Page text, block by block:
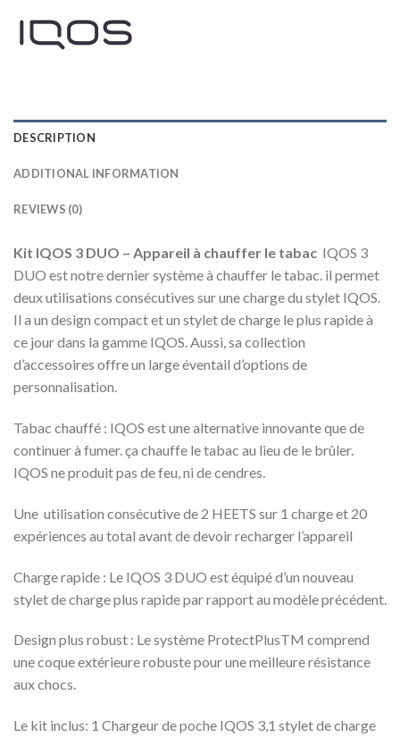
DESCRIPTION
ADDITIONAL INFORMATION
REVIEWS (0)
Kit IQOS 3 DUO – Appareil à chauffer le tabac IQOS 3
DUO est notre dernier système à chauffer le tabac. il permet
deux utilisations consécutives sur une charge du stylet IQOS.
Il a un design compact et un stylet de charge le plus rapide à
ce jour dans la gamme IQOS. Aussi, sa collection
d’accessoires offre un large éventail d’options de
personnalisation.
Tabac chauffé : IQOS est une alternative innovante que de
continuer à fumer. ça chauffe le tabac au lieu de le brûler.
IQOS ne produit pas de feu, ni de cendres.
Une utilisation consécutive de 2 HEETS sur 1 charge et 20
expériences au total avant de devoir recharger l’appareil
Charge rapide : Le IQOS 3 DUO est équipé d’un nouveau
stylet de charge plus rapide par rapport au modèle précédent.
Design plus robust : Le système ProtectPlusTM comprend
une coque extérieure robuste pour une meilleure résistance
aux chocs.
Le kit inclus: 1 Chargeur de poche IQOS 3,1 stylet de charge